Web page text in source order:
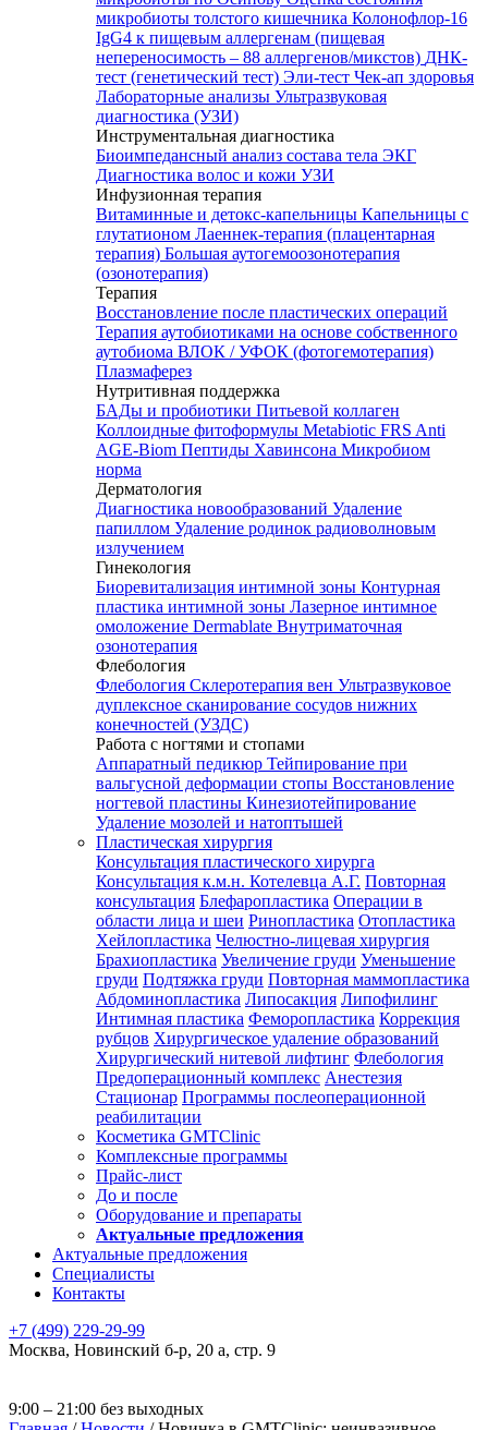
микробиоты толстого кишечника Колонофлор-16
IgG4 к пищевым аллергенам (пищевая
непереносимость – 88 аллергенов/микстов) ДНК-
тест (генетический тест) Эли-тест Чек-ап здоровья
Лабораторные анализы Ультразвуковая
диагностика (УЗИ)
Инструментальная диагностика
Биоимпедансный анализ состава тела ЭКГ
Диагностика волос и кожи УЗИ
Инфузионная терапия
Витаминные и детокс-капельницы Капельницы с
глутатионом Лаеннек-терапия (плацентарная
терапия) Большая аутогемоозонотерапия
(озонотерапия)
Терапия
Восстановление после пластических операций
Терапия аутобиотиками на основе собственного
аутобиома ВЛОК / УФОК (фотогемотерапия)
Плазмаферез
Нутритивная поддержка
БАДы и пробиотики Питьевой коллаген
Коллоидные фитоформулы Metabiotic FRS Anti
AGE-Biom Пептиды Хавинсона Микробиом
норма
Дерматология
Диагностика новообразований Удаление
папиллом Удаление родинок радиоволновым
излучением
Гинекология
Биоревитализация интимной зоны Контурная
пластика интимной зоны Лазерное интимное
омоложение Dermablate Внутриматочная
озонотерапия
Флебология
Флебология Склеротерапия вен Ультразвуковое
дуплексное сканирование сосудов нижних
конечностей (УЗДС)
Работа с ногтями и стопами
Аппаратный педикюр Тейпирование при
вальгусной деформации стопы Восстановление
ногтевой пластины Кинезиотейпирование
Удаление мозолей и натоптышей
Пластическая хирургия
Консультация пластического хирурга
Консультация к.м.н. Котелевца А.Г. Повторная
консультация Блефаропластика Операции в
области лица и шеи Ринопластика Отопластика
Хейлопластика Челюстно-лицевая хирургия
Брахиопластика Увеличение груди Уменьшение
груди Подтяжка груди Повторная маммопластика
Абдоминопластика Липосакция Липофилинг
Интимная пластика Феморопластика Коррекция
рубцов Хирургическое удаление образований
Хирургический нитевой лифтинг Флебология
Предоперационный комплекс Анестезия
Стационар Программы послеоперационной
реабилитации
Косметика GMTClinic
Комплексные программы
Прайс-лист
До и после
Оборудование и препараты
Актуальные предложения
Актуальные предложения
Специалисты
Контакты
+7 (499) 229-29-99
Москва, Новинский б-р, 20 а, стр. 9
9:00 – 21:00 без выходных